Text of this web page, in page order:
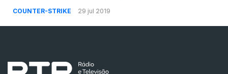
COUNTER-STRIKE 29 jul 2019